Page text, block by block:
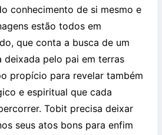
conhecimento de si mesmo e
estão todos em
que conta a busca de um
deixada pelo pai em terras
propício para revelar também
e espiritual que cada
Tobit precisa deixar
seus atos bons para enfim